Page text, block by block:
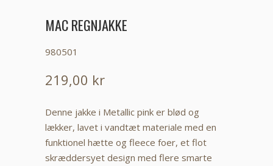
MAC REGNJAKKE
980501
219,00 kr
Denne jakke i Metallic pink er blød og
lækker, lavet i vandtæt materiale med en
funktionel hætte og fleece foer, et flot
skræddersyet design med flere smarte